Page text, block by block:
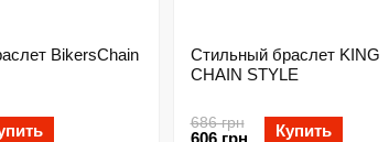
BikersChain
Стильный браслет KING
CHAIN STYLE
686 грн
606 грн Купить